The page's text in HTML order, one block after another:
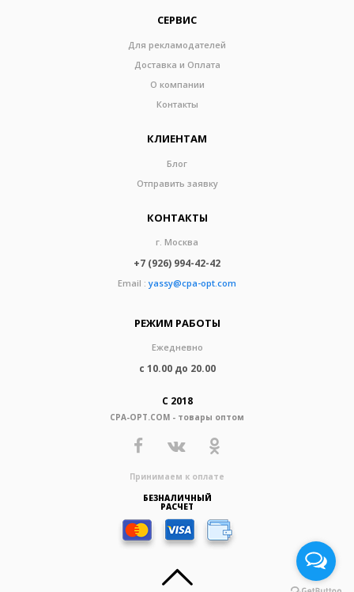
СЕРВИС
Для рекламодателей
Доставка и Оплата
О компании
Контакты
КЛИЕНТАМ
Блог
Отправить заявку
КОНТАКТЫ
г. Москва
+7 (926) 994-42-42
Email : yassy@cpa-opt.com
РЕЖИМ РАБОТЫ
Ежедневно
с 10.00 до 20.00
С 2018
CPA-OPT.COM - товары оптом
Принимаем к оплате
БЕЗНАЛИЧНЫЙ
РАСЧЕТ